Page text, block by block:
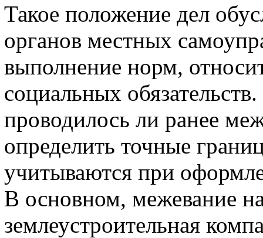
Такое положение дел
органов местных
выполнение норм,
социальных
проводилось ли ранее
определить точные
учитываются при
В основном, межевание
землеустроительная